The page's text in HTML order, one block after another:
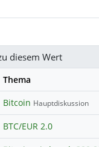
diesem Wert
Thema
Bitcoin Hauptdiskussion
BTC/EUR 2.0